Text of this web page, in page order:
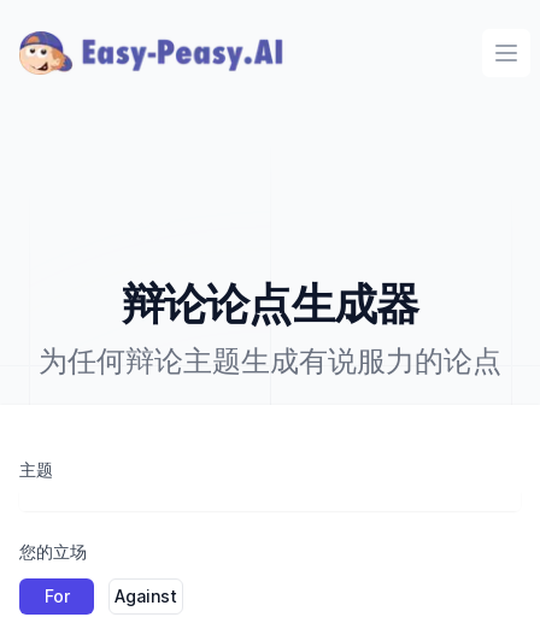
辩论论点生成器
为任何辩论主题生成有说服力的论点
主题
您的立场
For Against